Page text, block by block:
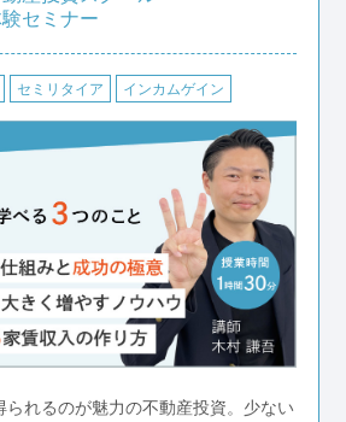
体験セミナーの詳細を見る
セミナー
セミリタイア インカムゲイン
れるのが魅力の不動産投資。少ない